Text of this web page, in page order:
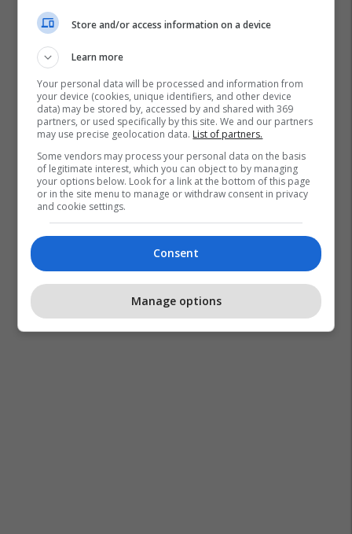
Store and/or access information on a device
Learn more
Your personal data will be processed and information from
your device (cookies, unique identifiers, and other device
data) may be stored by, accessed by and shared with 369
partners, or used specifically by this site. We and our partners
may use precise geolocation data. List of partners.
Some vendors may process your personal data on the basis
of legitimate interest, which you can object to by managing
your options below. Look for a link at the bottom of this page
or in the site menu to manage or withdraw consent in privacy
and cookie settings.
Consent
Manage options